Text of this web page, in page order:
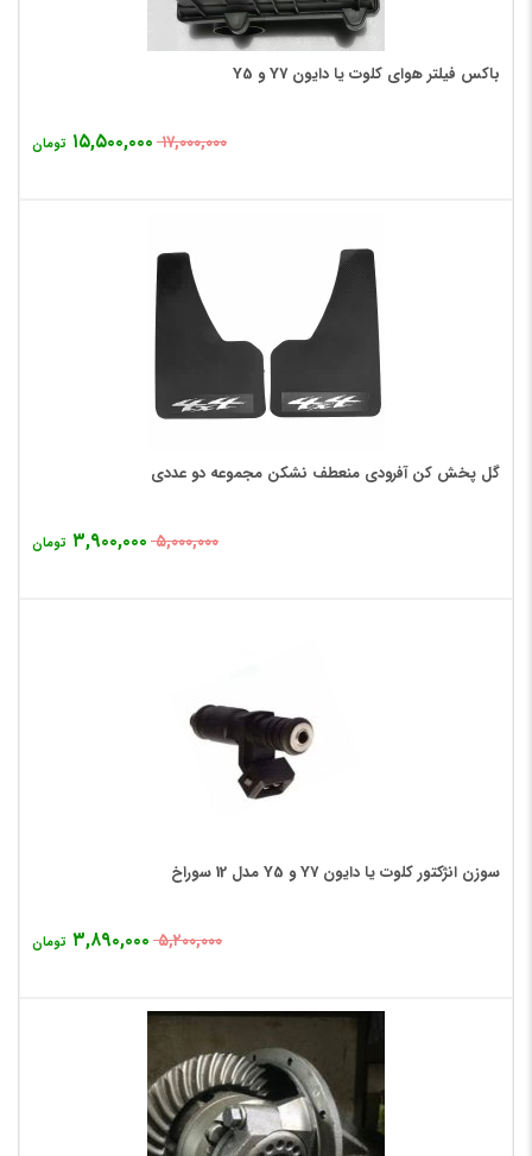
باکس فیلتر هوای کلوت یا دایون Y7 و Y5
۱۷,۰۰۰,۰۰۰ ۱۵,۵۰۰,۰۰۰ تومان
گل پخش کن آفرودی منعطف نشکن مجموعه دو عددی
۵,۰۰۰,۰۰۰ ۳,۹۰۰,۰۰۰ تومان
سوزن انژکتور کلوت یا دایون Y7 و Y5 مدل 12 سوراخ
۵,۲۰۰,۰۰۰ ۳,۸۹۰,۰۰۰ تومان